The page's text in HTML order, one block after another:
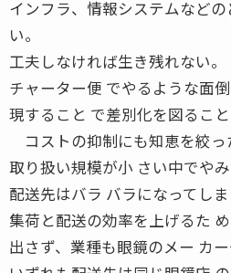
インフラ、情報システムなど
い。
工夫しなければ生き残れない。
チャーター便 でやるような面
現すること で差別化を図るこ
コストの抑制にも知恵を絞っ
取り扱い規模が小 さい中でや
配送先はバラ バラになってしま
集荷と配送の効率を上げるた
出さず、業種も眼鏡のメー カー